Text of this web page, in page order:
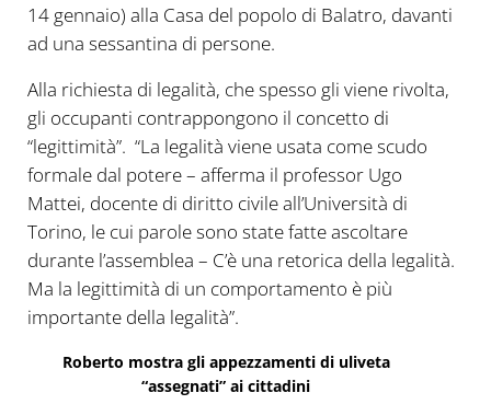
14 gennaio) alla Casa del popolo di Balatro, davanti
ad una sessantina di persone.
Alla richiesta di legalità, che spesso gli viene rivolta,
gli occupanti contrappongono il concetto di
“legittimità”. “La legalità viene usata come scudo
formale dal potere – afferma il professor Ugo
Mattei, docente di diritto civile all’Università di
Torino, le cui parole sono state fatte ascoltare
durante l’assemblea – C’è una retorica della legalità.
Ma la legittimità di un comportamento è più
importante della legalità”.
Roberto mostra gli appezzamenti di uliveta
“assegnati” ai cittadini